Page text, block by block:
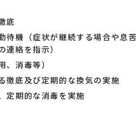
底
機（症状が継続する場合や息
絡を指示）
消毒等）
徹底及び定期的な換気の実施
定期的な消毒を実施